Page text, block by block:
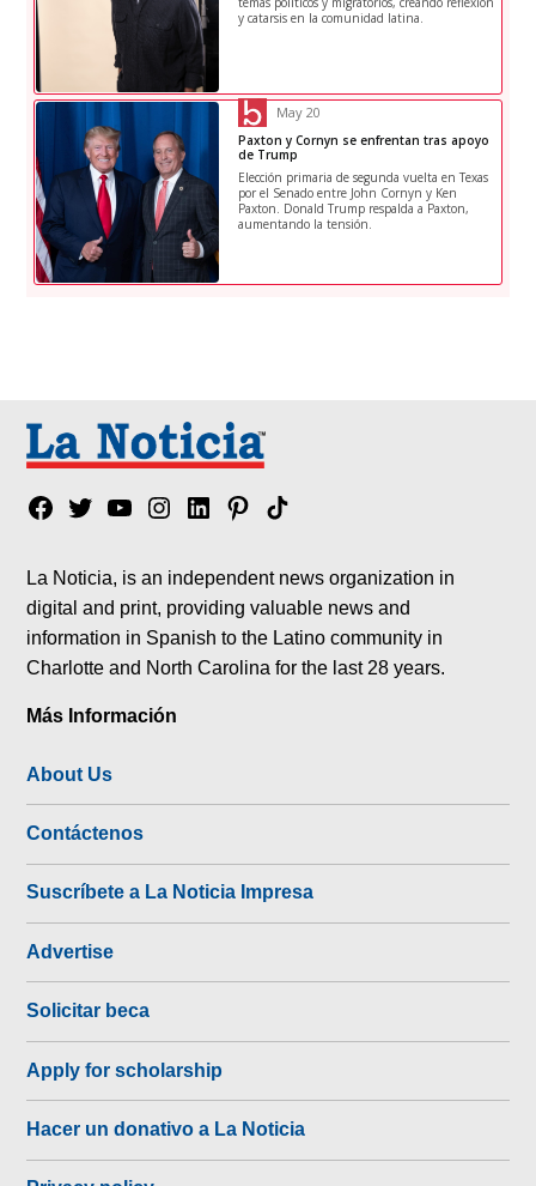
Facebook
TwitterYouTubeInstagram
LinkedinPinterest
Tik
La Noticia, is an independent news organization in
digital and print, providing valuable news and
information in Spanish to the Latino community in
Charlotte and North Carolina for the last 28 years.
Más Información
About Us
Contáctenos
Suscríbete a La Noticia Impresa
Advertise
Solicitar beca
Apply for scholarship
Hacer un donativo a La Noticia